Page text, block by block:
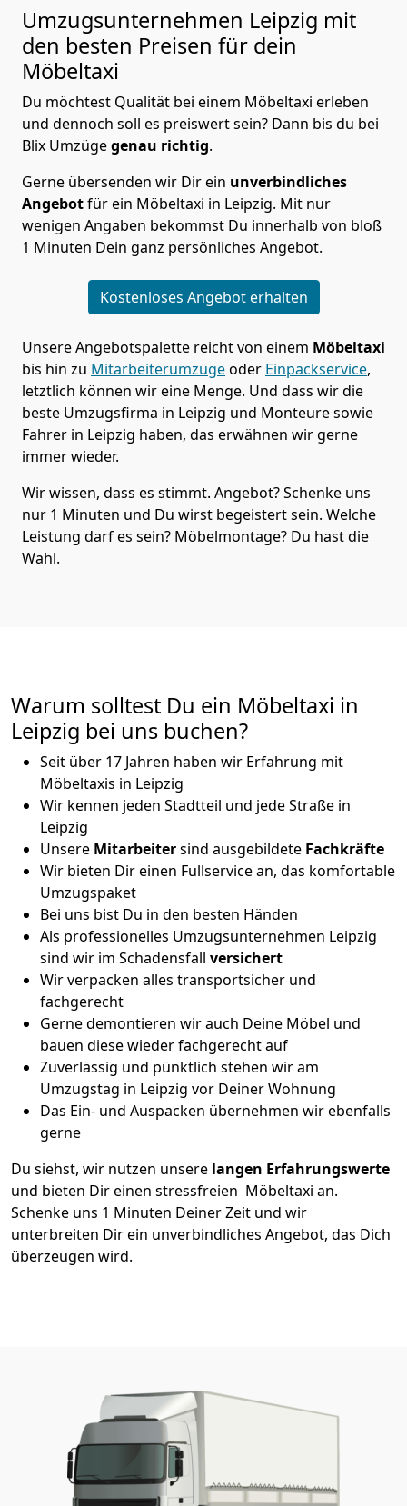
Umzugsunternehmen Leipzig mit
den besten Preisen für dein
Möbeltaxi
Du möchtest Qualität bei einem Möbeltaxi erleben
und dennoch soll es preiswert sein? Dann bis du bei
Blix Umzügegenau richtig.
Gerne übersenden wir Dir ein unverbindliches
Angebotfür ein Möbeltaxi in Leipzig. Mit nur
wenigen Angaben bekommst Du innerhalb von bloß
1 Minuten Dein ganz persönliches Angebot.
Kostenloses Angebot erhalten
Unsere Angebotspalette reicht von einem Möbeltaxi
bis hin zu Mitarbeiterumzügeoder Einpackservice,
letztlich können wir eine Menge. Und dass wir die
beste Umzugsfirma in Leipzig und Monteure sowie
Fahrer in Leipzig haben, das erwähnen wir gerne
immer wieder.
Wir wissen, dass es stimmt. Angebot? Schenke uns
nur 1 Minuten und Du wirst begeistert sein. Welche
Leistung darf es sein? Möbelmontage? Du hast die
Wahl.
Warum solltest Du ein Möbeltaxi in
Leipzig bei uns buchen?
Seit über 17 Jahren haben wir Erfahrung mit
Möbeltaxis in Leipzig
Wir kennen jeden Stadtteil und jede Straße in
Leipzig
Unsere Mitarbeitersind ausgebildete Fachkräfte
Wir bieten Dir einen Fullservice an, das komfortable
Umzugspaket
Bei uns bist Du in den besten Händen
Als professionelles Umzugsunternehmen Leipzig
sind wir im Schadensfall versichert
Wir verpacken alles transportsicher und
fachgerecht
Gerne demontieren wir auch Deine Möbel und
bauen diese wieder fachgerecht auf
Zuverlässig und pünktlich stehen wir am
Umzugstag in Leipzig vor Deiner Wohnung
Das Ein- und Auspacken übernehmen wir ebenfalls
gerne
Du siehst, wir nutzen unsere langen Erfahrungswerte
und bieten Dir einen stressfreien Möbeltaxi an.
Schenke uns 1 Minuten Deiner Zeit und wir
unterbreiten Dir ein unverbindliches Angebot, das Dich
überzeugen wird.